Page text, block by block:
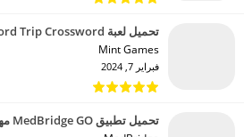
تحميل لعبة Word Trip Crossword مهكرة للاندرويد 2024
Mint Games‏
فبراير 7, 2024
تحميل تطبيق MedBridge GO مهكر للاندرويد 2024